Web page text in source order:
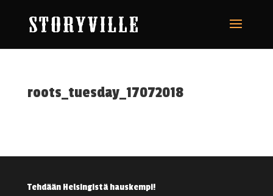
roots_tuesday_17072018
Tehdään Helsingistä hauskempi!